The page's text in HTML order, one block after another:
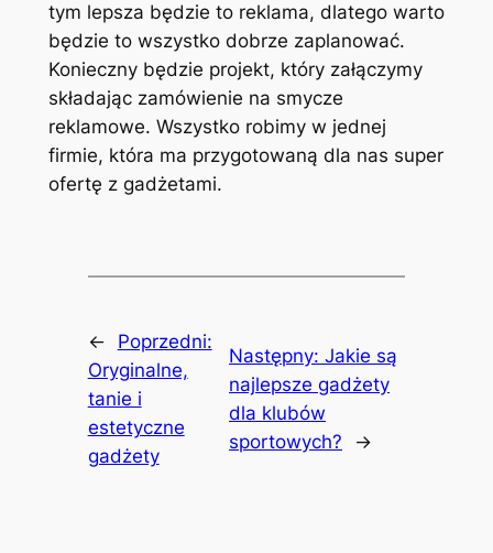
tym lepsza będzie to reklama, dlatego warto
będzie to wszystko dobrze zaplanować.
Konieczny będzie projekt, który załączymy
składając zamówienie na smycze
reklamowe. Wszystko robimy w jednej
firmie, która ma przygotowaną dla nas super
ofertę z gadżetami.
←
Poprzedni:
Oryginalne,
tanie i
estetyczne
gadżety
Następny:Jakie są
najlepsze gadżety
dla klubów
sportowych?
→